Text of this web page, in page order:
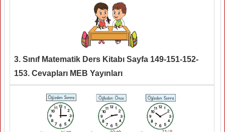
3. Sınıf Matematik Ders Kitabı Sayfa 149-151-152-
153. Cevapları MEB Yayınları